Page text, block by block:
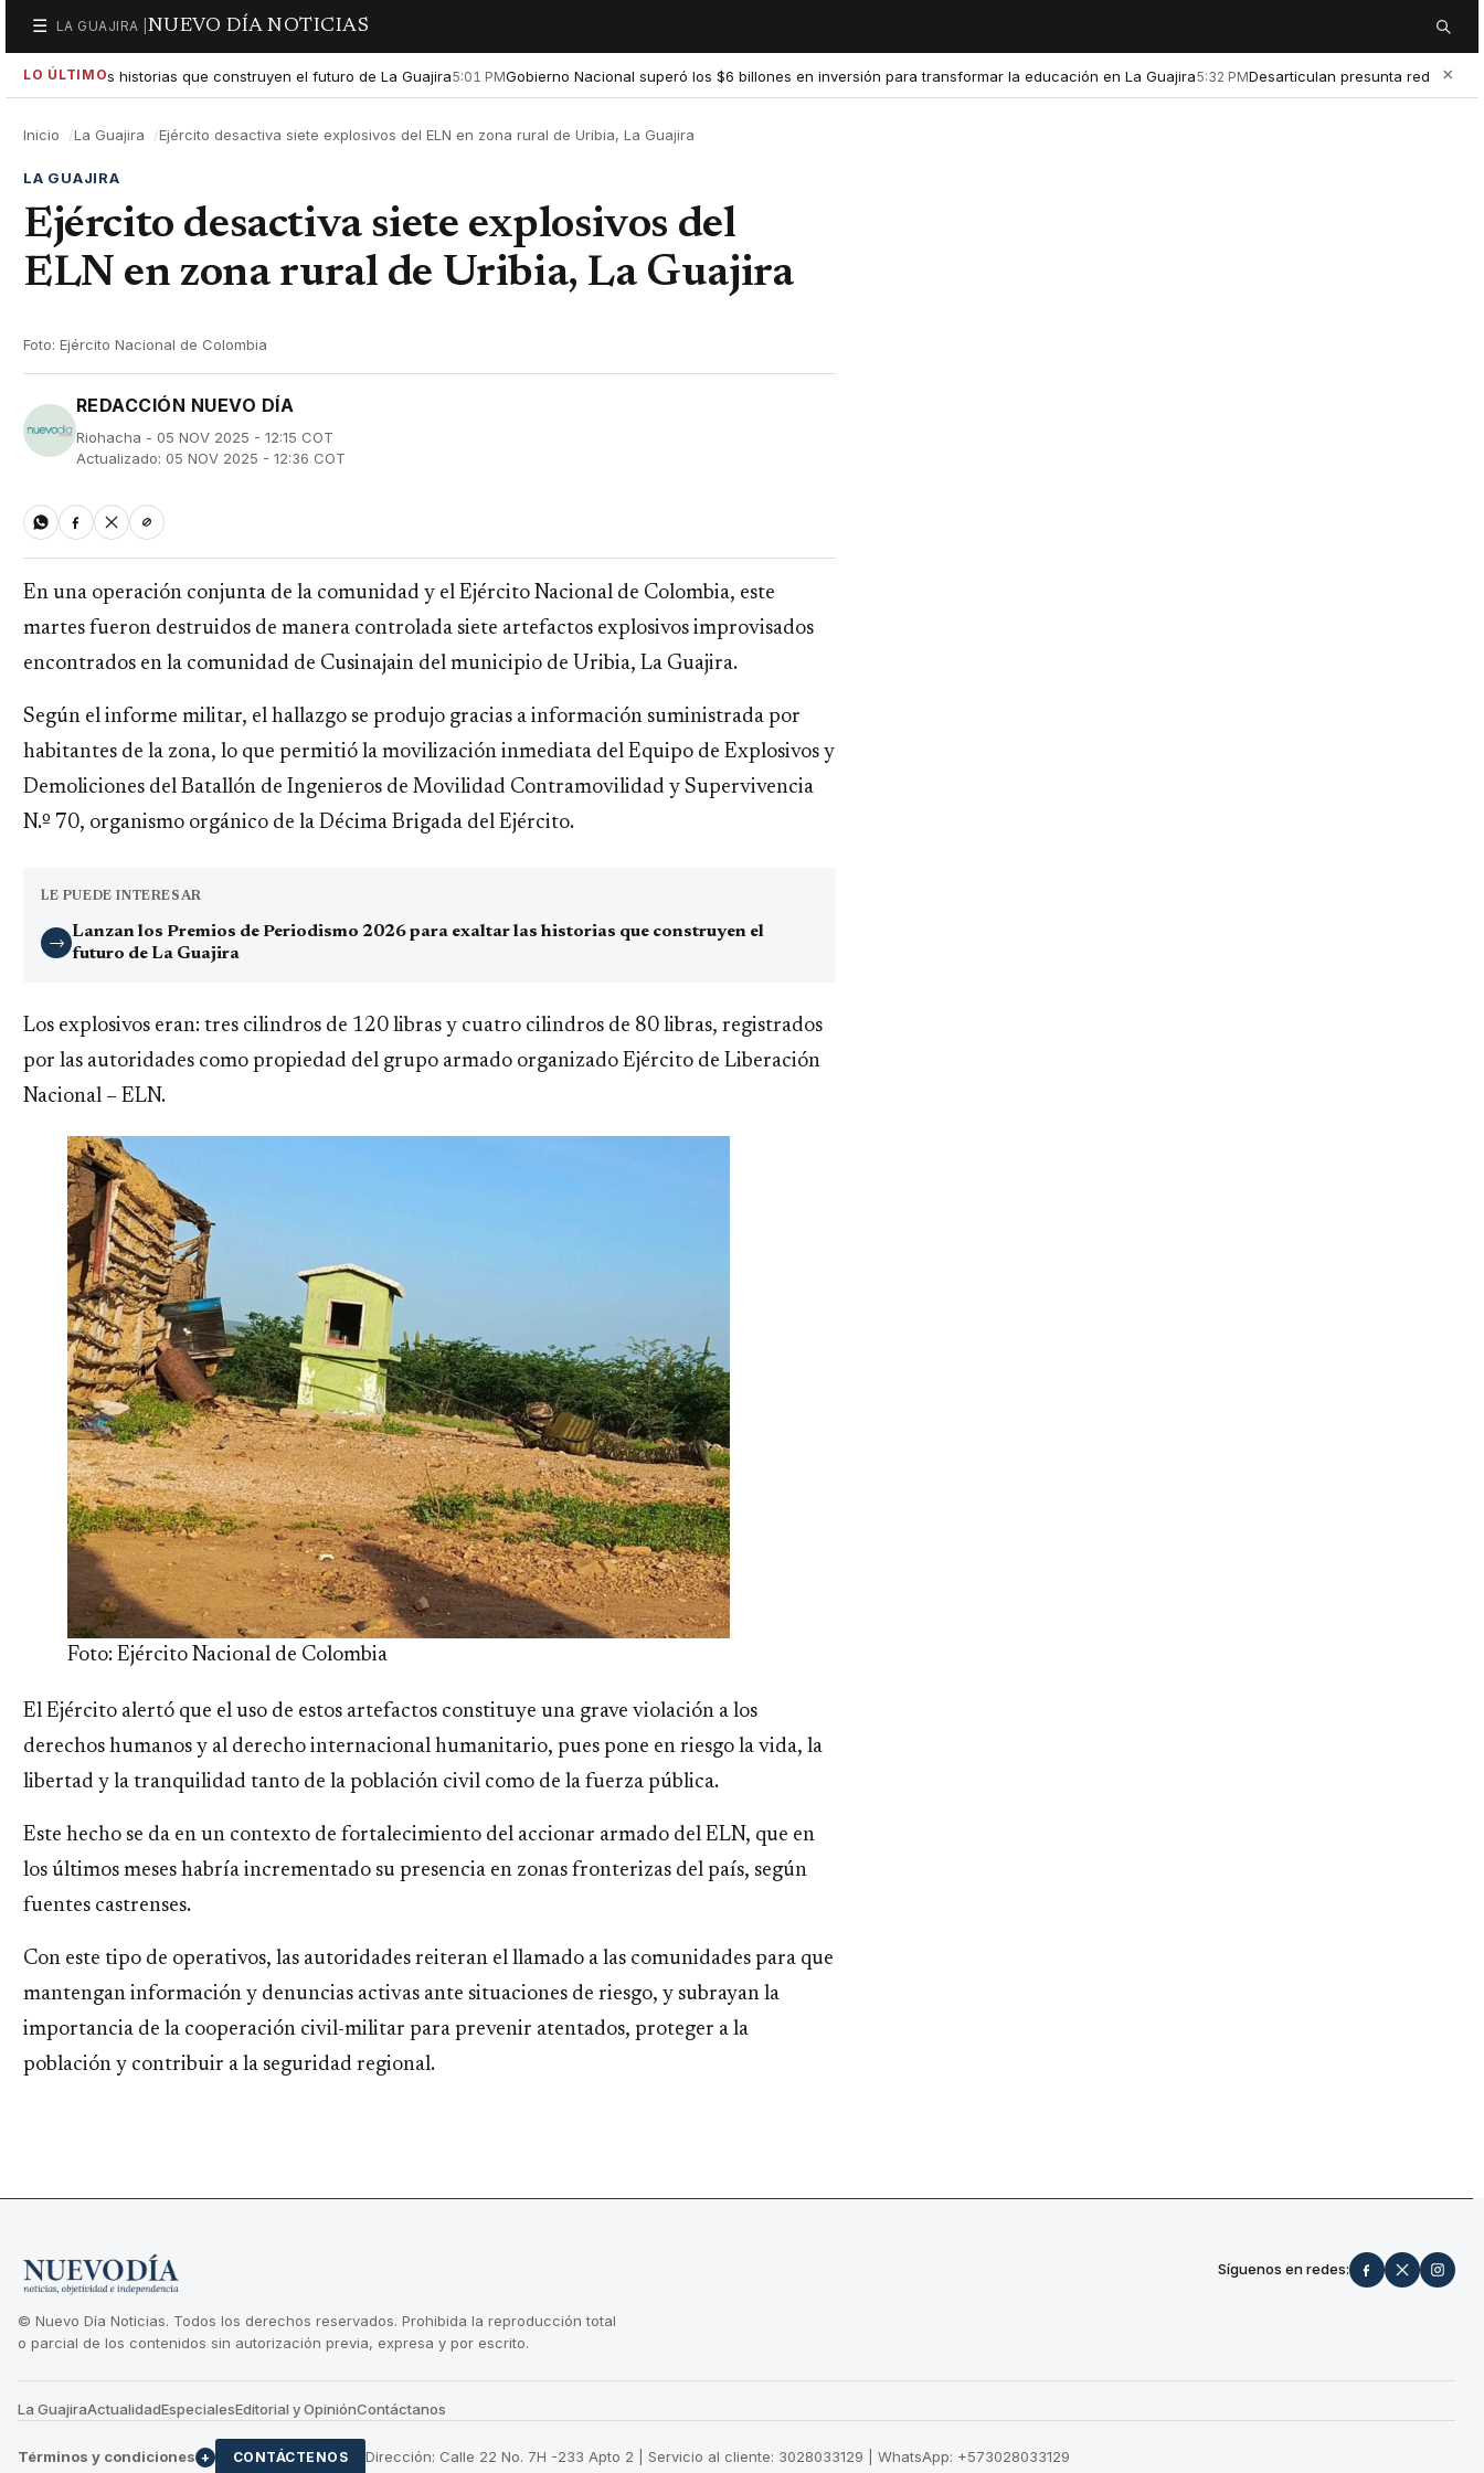
☰
Secciones
LA GUAJIRA | NUEVO DÍA NOTICIAS Buscar
LO ÚLTIMO
las historias que construyen el futuro de La Guajira5:01 PMGobierno Nacional superó los $6 billones en inversión para transformar la educación en La Guajira5:32 PMDesarticulan presunta red de ×
Inicio La Guajira Ejército desactiva siete explosivos del ELN en zona rural de Uribia, La Guajira
LA GUAJIRA
Ejército desactiva siete explosivos del
ELN en zona rural de Uribia, La Guajira
Foto: Ejército Nacional de Colombia
REDACCIÓN NUEVO DÍA
Riohacha - 05 NOV 2025 - 12:15 COT
Actualizado: 05 NOV 2025 - 12:36 COT
En una operación conjunta de la comunidad y el Ejército Nacional de Colombia, este
martes fueron destruidos de manera controlada siete artefactos explosivos improvisados
encontrados en la comunidad de Cusinajain del municipio de Uribia, La Guajira.
Según el informe militar, el hallazgo se produjo gracias a información suministrada por
habitantes de la zona, lo que permitió la movilización inmediata del Equipo de Explosivos y
Demoliciones del Batallón de Ingenieros de Movilidad Contramovilidad y Supervivencia
N.º 70, organismo orgánico de la Décima Brigada del Ejército.
LE PUEDE INTERESAR
→
Lanzan los Premios de Periodismo 2026 para exaltar las historias que construyen el
futuro de La Guajira
Los explosivos eran: tres cilindros de 120 libras y cuatro cilindros de 80 libras, registrados
por las autoridades como propiedad del grupo armado organizado Ejército de Liberación
Nacional – ELN.
Foto: Ejército Nacional de Colombia
El Ejército alertó que el uso de estos artefactos constituye una grave violación a los
derechos humanos y al derecho internacional humanitario, pues pone en riesgo la vida, la
libertad y la tranquilidad tanto de la población civil como de la fuerza pública.
Este hecho se da en un contexto de fortalecimiento del accionar armado del ELN, que en
los últimos meses habría incrementado su presencia en zonas fronterizas del país, según
fuentes castrenses.
Con este tipo de operativos, las autoridades reiteran el llamado a las comunidades para que
mantengan información y denuncias activas ante situaciones de riesgo, y subrayan la
importancia de la cooperación civil-militar para prevenir atentados, proteger a la
población y contribuir a la seguridad regional.
© Nuevo Día Noticias. Todos los derechos reservados. Prohibida la reproducción total
o parcial de los contenidos sin autorización previa, expresa y por escrito.
Síguenos en redes:
La GuajiraActualidadEspecialesEditorial y OpiniónContáctanos
Términos y condiciones + CONTÁCTENOS Dirección: Calle 22 No. 7H -233 Apto 2 | Servicio al cliente: 3028033129 | WhatsApp: +573028033129